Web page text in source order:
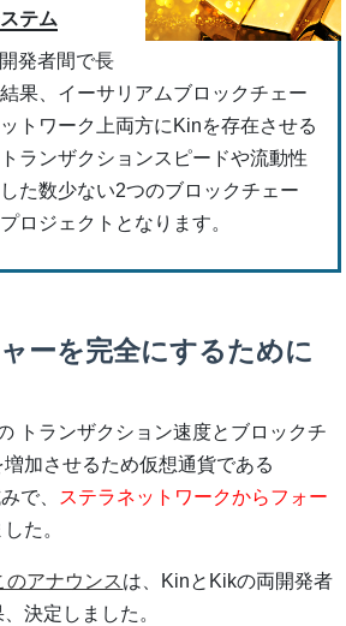
テム
発者間で長
果、イーサリアムブロックチェー
トワーク上両方にKinを存在させる
ランザクションスピードや流動性
た数少ない2つのブロックチェー
ロジェクトとなります。
ーを完全にするために
トランザクション速度とブロックチ
加させるため仮想通貨である
で、 ステラネットワークからフォー
た。
のアナウンスは、KinとKikの両開発者
決定しました。